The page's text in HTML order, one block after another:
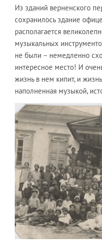
Из зданий верненского
сохранилось здание
располагается
музыкальных
не были – немедленно
интересное место! И
жизнь в нем кипит, и жизнь
наполненная музыкой,